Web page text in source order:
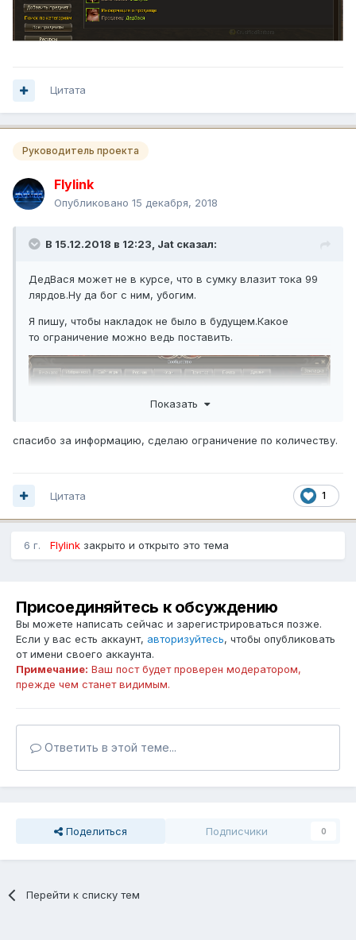
Цитата
Руководитель проекта
Flylink
Опубликовано 15 декабря, 2018
В 15.12.2018 в 12:23, Jat сказал:
ДедВася может не в курсе, что в сумку влазит тока 99
лярдов.Ну да бог с ним, убогим.
Я пишу, чтобы накладок не было в будущем.Какое
то ограничение можно ведь поставить.
Показать
спасибо за информацию, сделаю ограничение по количеству.
1
Цитата
6 г. Flylink закрыто и открыто это тема
Присоединяйтесь к обсуждению
Вы можете написать сейчас и зарегистрироваться позже.
Если у вас есть аккаунт, авторизуйтесь, чтобы опубликовать
от имени своего аккаунта.
Примечание: Ваш пост будет проверен модератором,
прежде чем станет видимым.
Ответить в этой теме...
Поделиться Подписчики 0
Перейти к списку тем